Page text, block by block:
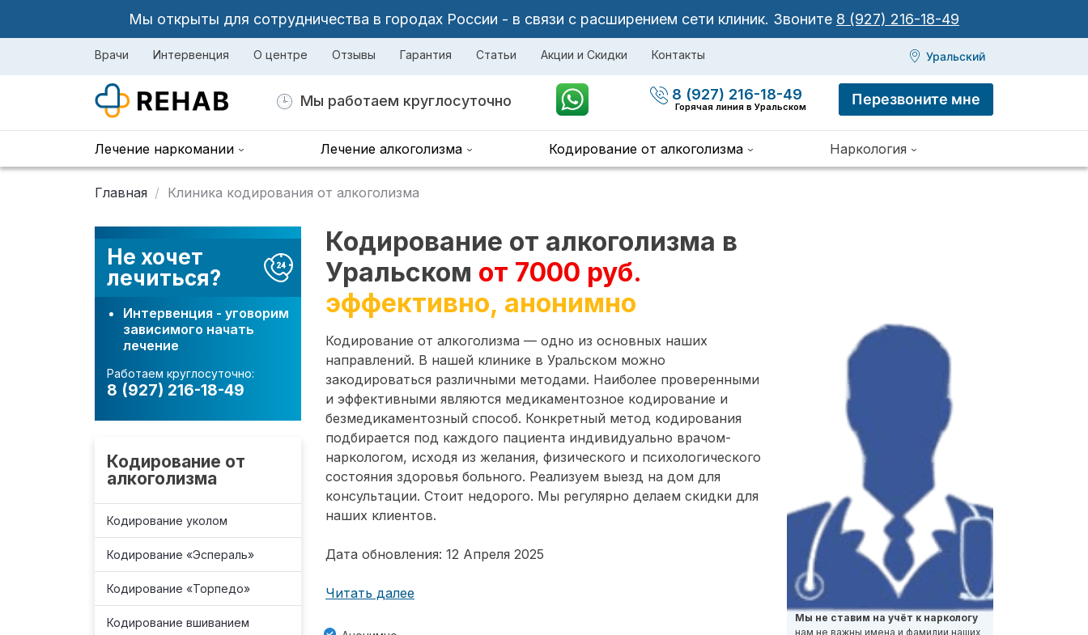
Мы открыты для сотрудничества в городах России - в связи с расширением сети клиник. Звоните 8 (927) 216-18-49
Врачи Интервенция О центре Отзывы Гарантия Статьи Акции и Скидки Контакты Уральский
Мы работаем круглосуточно 8 (927) 216-18-49
Горячая линия в Уральском Перезвоните мне
Лечение наркомании Лечение алкоголизма Кодирование от алкоголизма Наркология
Главная Клиника кодирования от алкоголизма
Не хочет
лечиться?
Интервенция - уговорим
зависимого начать
лечение
Работаем круглосуточно:
8 (927) 216-18-49
Кодирование от
алкоголизма
Кодирование уколом
Кодирование «Эспераль»
Кодирование «Торпедо»
Кодирование вшиванием
Кодирование от алкоголизма в
Уральском от 7000 руб.
эффективно, анонимно
Кодирование от алкоголизма — одно из основных наших
направлений. В нашей клинике в Уральском можно
закодироваться различными методами. Наиболее проверенными
и эффективными являются медикаментозное кодирование и
безмедикаментозный способ. Конкретный метод кодирования
подбирается под каждого пациента индивидуально врачом-
наркологом, исходя из желания, физического и психологического
состояния здоровья больного. Реализуем выезд на дом для
консультации. Стоит недорого. Мы регулярно делаем скидки для
наших клиентов.
Дата обновления: 12 Апреля 2025
Читать далее
Мы не ставим на учёт к наркологу
нам не важны имена и фамилии наших